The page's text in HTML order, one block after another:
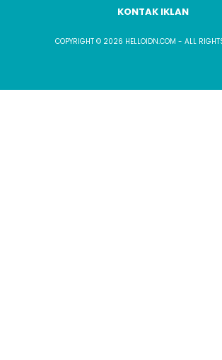
KONTAK IKLAN
COPYRIGHT © 2026 HELLOIDN.COM - ALL